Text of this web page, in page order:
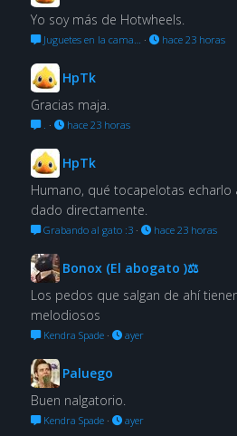
Yo soy más de Hotwheels.
Juguetes en la cama… · hace 23 horas
HpTk
Gracias maja.
. · hace 23 horas
HpTk
Humano, qué tocapelotas
dado directamente.
Grabando al gato :3· hace 23 horas
Bonox (El abogato )⚖
Los pedos que salgan de ahí
melodiosos
Kendra Spade· ayer
Paluego
Buen nalgatorio.
Kendra Spade· ayer